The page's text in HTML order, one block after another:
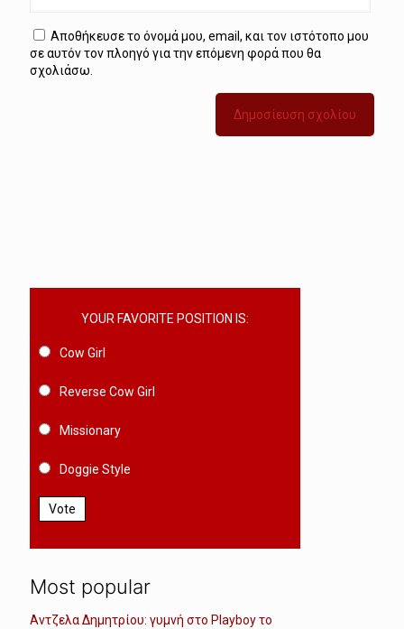
Αποθήκευσε το όνομά μου, email, και τον ιστότοπο μου
σε αυτόν τον πλοηγό για την επόμενη φορά που θα
σχολιάσω.
YOUR FAVORITE POSITION IS:
Cow Girl
Reverse Cow Girl
Missionary
Doggie Style
Vote
Most popular
Αντζελα Δημητρίου: γυμνή στο Playboy το